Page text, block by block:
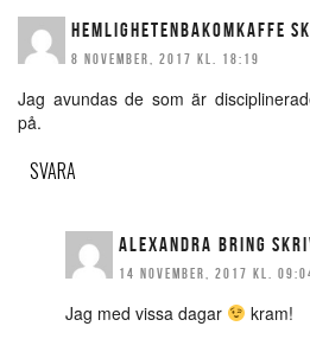
HEMLIGHETENBAKOMKAFFE
8 NOVEMBER, 2017 KL. 18:19
Jag avundas de som är
på.
SVARA
ALEXANDRA BRING
14 NOVEMBER, 2017 KL.
Jag med vissa dagar kram!